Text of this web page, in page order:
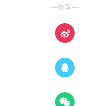
—分享—